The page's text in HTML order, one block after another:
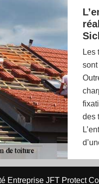
Les
des
Entreprise JFT Protect